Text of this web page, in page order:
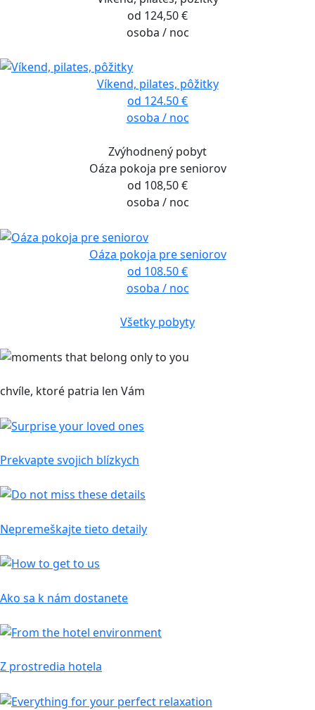
od 124,50 €
osoba / noc
Víkend, pilates, pôžitky
od 124.50 €
osoba / noc
Zvýhodnený pobyt
Oáza pokoja pre seniorov
od 108,50 €
osoba / noc
Oáza pokoja pre seniorov
od 108.50 €
osoba / noc
Všetky pobyty
chvíle, ktoré patria len Vám
Prekvapte svojich blízkych
Nepremeškajte tieto detaily
Ako sa k nám dostanete
Z prostredia hotela